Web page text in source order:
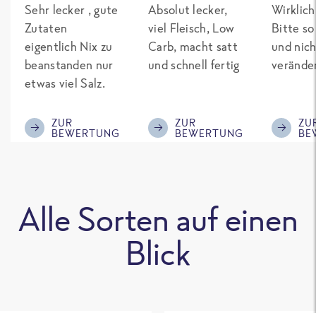
Sehr lecker , gute
Zutaten
eigentlich Nix zu
beanstanden nur
etwas viel Salz.
ZUR
BEWERTUNG
Absolut lecker,
viel Fleisch, Low
Carb, macht satt
und schnell fertig
ZUR
BEWERTUNG
Bitte so
und
Alle Sorten auf einen
Blick